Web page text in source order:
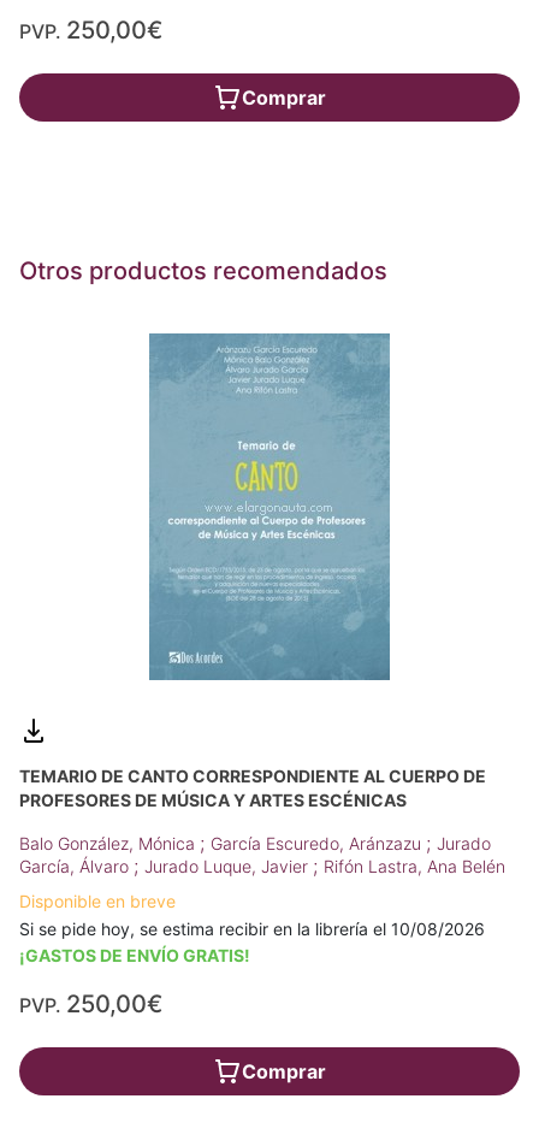
PVP. 250,00€
Comprar
Otros productos recomendados
TEMARIO DE CANTO CORRESPONDIENTE AL CUERPO DE
PROFESORES DE MÚSICA Y ARTES ESCÉNICAS
Balo González, Mónica ; García Escuredo, Aránzazu ; Jurado
García, Álvaro ; Jurado Luque, Javier ; Rifón Lastra, Ana Belén
Disponible en breve
Si se pide hoy, se estima recibir en la librería el 10/08/2026
¡GASTOS DE ENVÍO GRATIS!
PVP. 250,00€
Comprar